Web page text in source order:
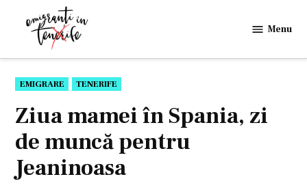
in
Menu
POSTED
IN
EMIGRARE TENERIFE
Ziua mamei în Spania, zi
de muncă pentru
Jeaninoasa